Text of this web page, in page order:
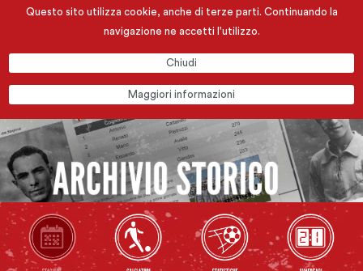
Questo sito utilizza cookie, anche di terze parti. Continuando la
navigazione ne accetti l'utilizzo.
Chiudi
Maggiori informazioni